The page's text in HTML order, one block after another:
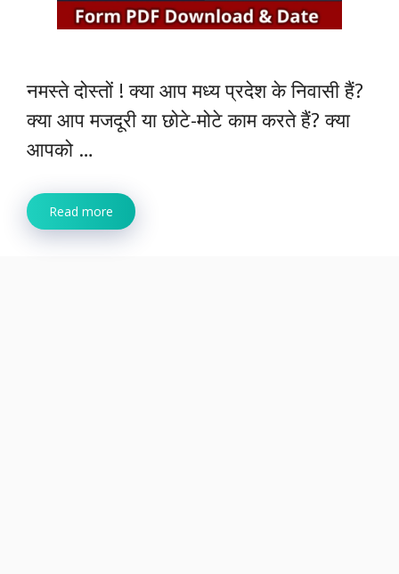
नमस्ते दोस्तों ! क्या आप मध्य प्रदेश के निवासी हैं?
क्या आप मजदूरी या छोटे-मोटे काम करते हैं? क्या
आपको …
Read more